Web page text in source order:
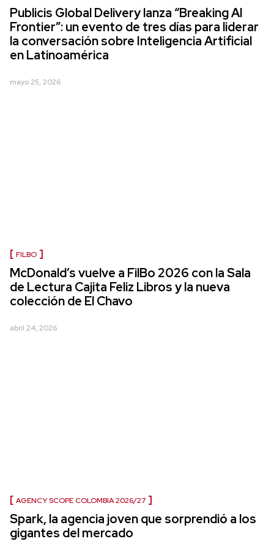
Publicis Global Delivery lanza “Breaking AI
Frontier”: un evento de tres días para liderar
la conversación sobre Inteligencia Artificial
en Latinoamérica
mayo 25, 2026
FILBO
McDonald’s vuelve a FilBo 2026 con la Sala
de Lectura Cajita Feliz Libros y la nueva
colección de El Chavo
abril 24, 2026
AGENCY SCOPE COLOMBIA 2026/27
Spark, la agencia joven que sorprendió a los
gigantes del mercado